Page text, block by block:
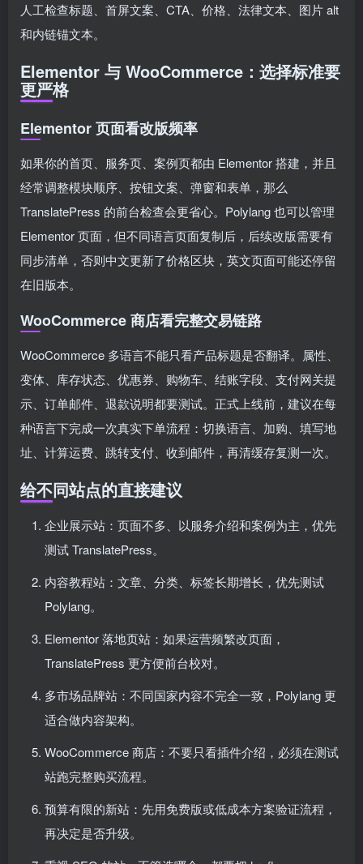
人工检查标题、首屏文案、CTA、价格、法律文本、图片 alt
和内链锚文本。
Elementor 与 WooCommerce：选择标准要
更严格
Elementor 页面看改版频率
如果你的首页、服务页、案例页都由 Elementor 搭建，并且
经常调整模块顺序、按钮文案、弹窗和表单，那么
TranslatePress 的前台检查会更省心。Polylang 也可以管理
Elementor 页面，但不同语言页面复制后，后续改版需要有
同步清单，否则中文更新了价格区块，英文页面可能还停留
在旧版本。
WooCommerce 商店看完整交易链路
WooCommerce 多语言不能只看产品标题是否翻译。属性、
变体、库存状态、优惠券、购物车、结账字段、支付网关提
示、订单邮件、退款说明都要测试。正式上线前，建议在每
种语言下完成一次真实下单流程：切换语言、加购、填写地
址、计算运费、跳转支付、收到邮件，再清缓存复测一次。
给不同站点的直接建议
企业展示站：页面不多、以服务介绍和案例为主，优先
测试 TranslatePress。
内容教程站：文章、分类、标签长期增长，优先测试
Polylang。
Elementor 落地页站：如果运营频繁改页面，
TranslatePress 更方便前台校对。
多市场品牌站：不同国家内容不完全一致，Polylang 更
适合做内容架构。
WooCommerce 商店：不要只看插件介绍，必须在测试
站跑完整购买流程。
预算有限的新站：先用免费版或低成本方案验证流程，
再决定是否升级。